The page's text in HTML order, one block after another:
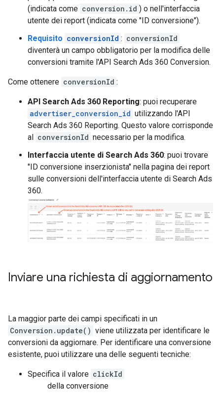
(indicata come conversion.id ) o nell'interfaccia
utente dei report (indicata come "ID conversione").
Requisito conversionId : conversionId
diventerà un campo obbligatorio per la modifica delle
conversioni tramite l'API Search Ads 360 Conversion.
Come ottenere conversionId :
API Search Ads 360 Reporting: puoi recuperare
advertiser_conversion_id utilizzando l'API
Search Ads 360 Reporting. Questo valore corrisponde
al conversionId necessario per la modifica.
Interfaccia utente di Search Ads 360: puoi trovare
"ID conversione inserzionista" nella pagina dei report
sulle conversioni dell'interfaccia utente di Search Ads
360.
Inviare una richiesta di aggiornamento
La maggior parte dei campi specificati in un
Conversion.update() viene utilizzata per identificare le
conversioni da aggiornare. Per identificare una conversione
esistente, puoi utilizzare una delle seguenti tecniche:
Specifica il valore clickId
della conversione